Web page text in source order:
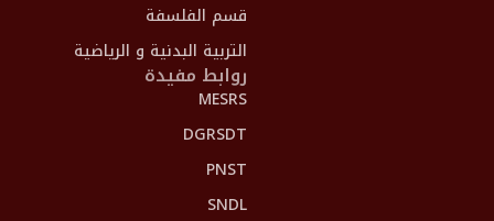
قسم الفلسفة
التربية البدنية و الرياضية
روابط مفيدة
MESRS
DGRSDT
PNST
SNDL